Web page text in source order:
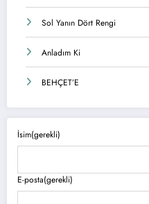
Sol Yanın Dört Rengi
Anladım Ki
BEHÇET’E
İsim(gerekli)
E-posta(gerekli)